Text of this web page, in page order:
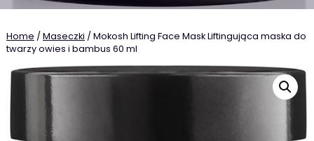
Home /Maseczki / Mokosh Lifting Face Mask Liftingująca maska do
twarzy owies i bambus 60 ml